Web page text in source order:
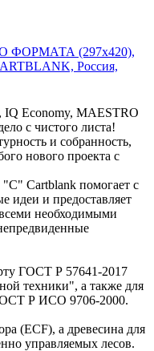
IQ Economy, MAESTRO
с чистого листа!
и собранность,
нового проекта с
Cartblank помогает с
идеи и предоставляет
необходимыми
ГОСТ Р 57641-2017
техники", а также для
Р ИСО 9706-2000.
(ECF), а древесина для
управляемых лесов.